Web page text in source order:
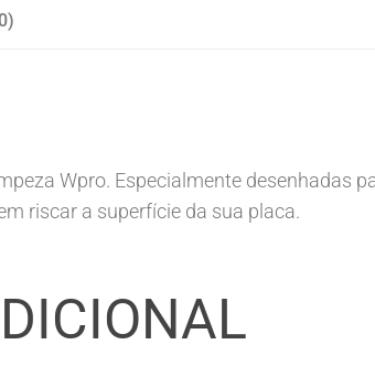
Wpro. Especialmente desenhadas
riscar a superfície da sua placa.